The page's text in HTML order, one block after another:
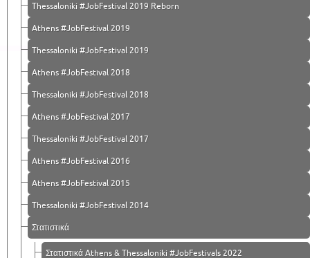
Thessaloniki #JobFestival 2019 Reborn
Athens #JobFestival 2019
Thessaloniki #JobFestival 2019
Athens #JobFestival 2018
Thessaloniki #JobFestival 2018
Athens #JobFestival 2017
Τhessaloniki #JobFestival 2017
Athens #JobFestival 2016
Athens #JobFestival 2015
Thessaloniki #JobFestival 2014
Στατιστικά
Στατιστικά Athens & Thessaloniki #JobFestivals 2022